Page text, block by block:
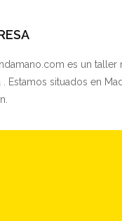
es un
Estamos situados en